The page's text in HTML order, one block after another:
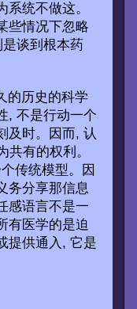
统不做这。
些情况下忽略
谈到根本药
的历史的科学
, 不是行动一个
及时。因而, 认
共有的权利。
传统模型。因
务分享那信息
感语言不是一
有医学的是迫
提供通入, 它是